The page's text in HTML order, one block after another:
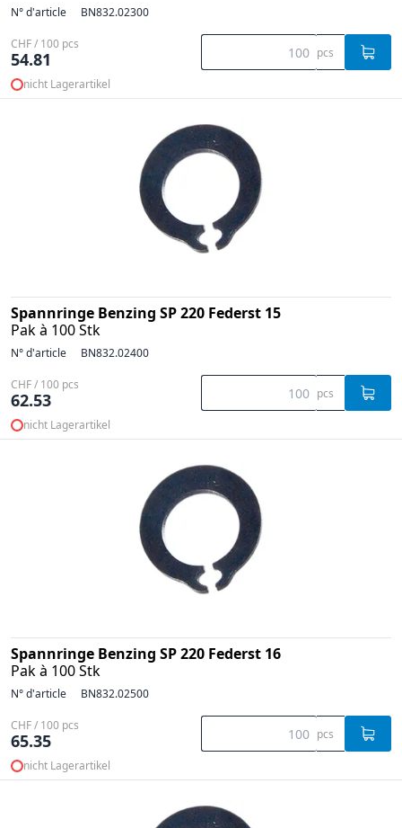
N° d'article BN832.02300
CHF / 100 pcs
54.81 pcs
nicht Lagerartikel
Spannringe Benzing SP 220 Federst 15
Pak à 100 Stk
N° d'article BN832.02400
CHF / 100 pcs
62.53 pcs
nicht Lagerartikel
Spannringe Benzing SP 220 Federst 16
Pak à 100 Stk
N° d'article BN832.02500
CHF / 100 pcs
65.35 pcs
nicht Lagerartikel